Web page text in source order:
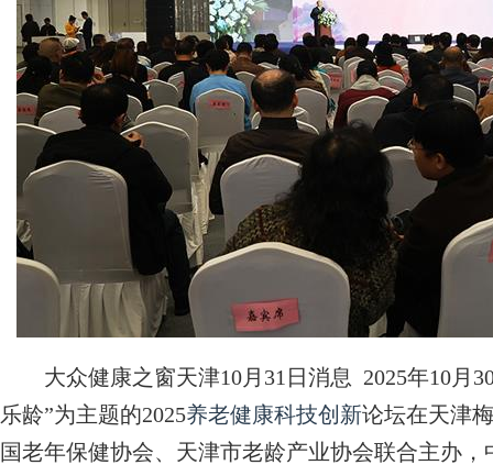
大众健康之窗天津10月31日消息 2025年10月
乐龄”为主题的2025养老健康科技创新论坛在天津
国老年保健协会、 天津市老龄产业协会联合主办，